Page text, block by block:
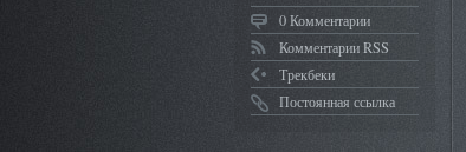
0 Комментарии
Комментарии RSS
Трекбеки
Постоянная ссылка